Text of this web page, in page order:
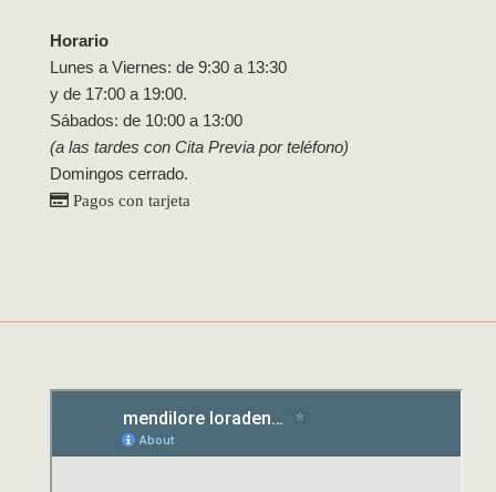
Horario
Lunes a Viernes: de 9:30 a 13:30
y de 17:00 a 19:00.
Sábados: de 10:00 a 13:00
(a las tardes con Cita Previa por teléfono)
Domingos cerrado.
Pagos con tarjeta